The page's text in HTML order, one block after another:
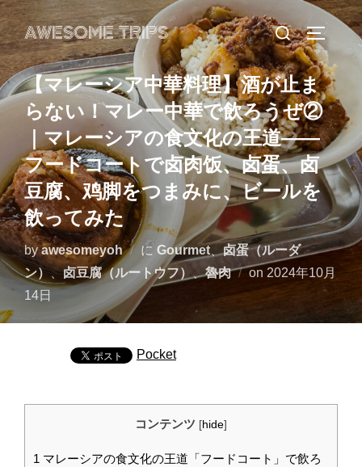
コ
ン
テ
ン
ツ
キ
ッ
プ
AWESOME TRIPS
検
索
対
象:
サイドバ
【マレーシア中華料理】酒が止ま
らない！マレー中華で飲ろうぜ②
｜マレーシアの食文化の王道——
フードコートで卤肉饭、卤蛋、卤
豆腐、鸡脚をつまみに、ビールを
飲ってみた
byawesomeyoh に Gourmet 、卤蛋（ルーダ
ン）
、卤豆腐（ルートウフ） 、魯肉 on 投
稿
2024年10月
14日
Pocket
コンテンツ [hide]
1 マレーシアの食文化の王道「フードコート」で飲ろ